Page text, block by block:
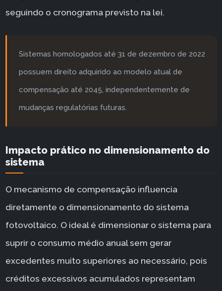
seguindo o cronograma previsto na lei.
Sistemas homologados até 31 de dezembro de 2022
possuem direito adquirido ao modelo atual de
compensação até 2045, independentemente de
mudanças regulatórias futuras.
Impacto prático no dimensionamento do
sistema
O mecanismo de compensação influencia
diretamente o dimensionamento do sistema
fotovoltaico. O ideal é dimensionar o sistema para
suprir o consumo médio anual sem gerar
excedentes muito superiores ao necessário, pois
créditos excessivos acumulados representam